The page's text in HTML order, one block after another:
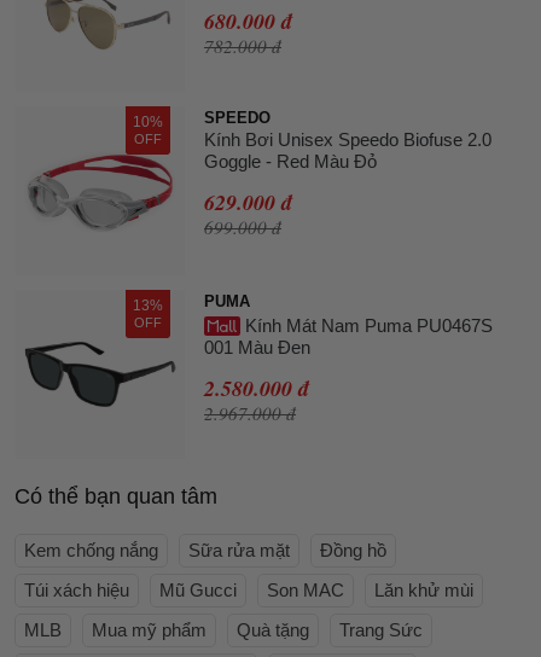
680.000 đ
782.000 đ
10%
OFF
SPEEDO
Kính Bơi Unisex Speedo Biofuse 2.0
Goggle - Red Màu Đỏ
629.000 đ
699.000 đ
13%
OFF
PUMA
Kính Mát Nam Puma PU0467S
001 Màu Đen
2.580.000 đ
2.967.000 đ
Có thể bạn quan tâm
Kem chống nắng Sữa rửa mặt
Đồng hồ
Túi xách hiệu
Mũ Gucci Son MAC
Lăn khử mùi
MLB
Mua mỹ phẩm Quà tặng Trang Sức